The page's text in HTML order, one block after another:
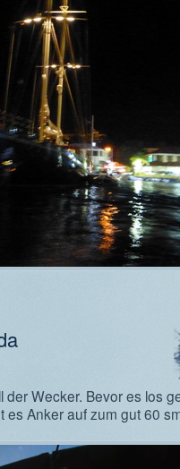
Wecker. Bevor es los
es Anker auf zum gut 60